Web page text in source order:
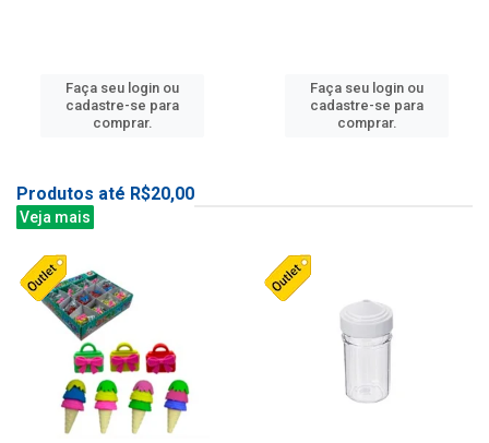
Faça seu login ou
cadastre-se para
comprar.
Faça seu login ou
cadastre-se para
comprar.
Produtos até R$20,00
Veja mais